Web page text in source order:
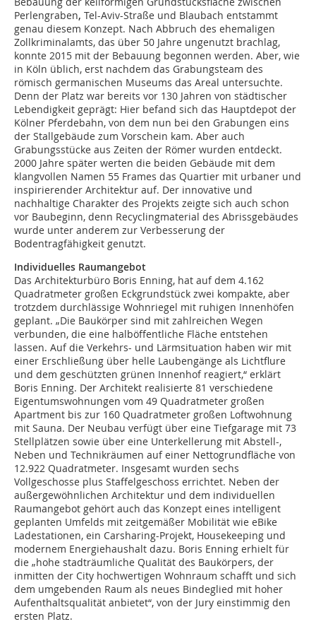
Perlengraben, Tel-Aviv-Straße und Blaubach entstammt
genau diesem Konzept. Nach Abbruch des ehemaligen
Zollkriminalamts, das über 50 Jahre ungenutzt brachlag,
konnte 2015 mit der Bebauung begonnen werden. Aber, wie
in Köln üblich, erst nachdem das Grabungsteam des
römisch germanischen Museums das Areal untersuchte.
Denn der Platz war bereits vor 130 Jahren von städtischer
Lebendigkeit geprägt: Hier befand sich das Hauptdepot der
Kölner Pferdebahn, von dem nun bei den Grabungen eins
der Stallgebäude zum Vorschein kam. Aber auch
Grabungsstücke aus Zeiten der Römer wurden entdeckt.
2000 Jahre später werten die beiden Gebäude mit dem
klangvollen Namen 55 Frames das Quartier mit urbaner und
inspirierender Architektur auf. Der innovative und
nachhaltige Charakter des Projekts zeigte sich auch schon
vor Baubeginn, denn Recyclingmaterial des Abrissgebäudes
wurde unter anderem zur Verbesserung der
Bodentragfähigkeit genutzt.
Individuelles Raumangebot
Das Architekturbüro Boris Enning, hat auf dem 4.162
Quadratmeter großen Eckgrundstück zwei kompakte, aber
trotzdem durchlässige Wohnriegel mit ruhigen Innenhöfen
geplant. „Die Baukörper sind mit zahlreichen Wegen
verbunden, die eine halböffentliche Fläche entstehen
lassen. Auf die Verkehrs- und Lärmsituation haben wir mit
einer Erschließung über helle Laubengänge als Lichtflure
und dem geschützten grünen Innenhof reagiert,“ erklärt
Boris Enning. Der Architekt realisierte 81 verschiedene
Eigentumswohnungen vom 49 Quadratmeter großen
Apartment bis zur 160 Quadratmeter großen Loftwohnung
mit Sauna. Der Neubau verfügt über eine Tiefgarage mit 73
Stellplätzen sowie über eine Unterkellerung mit Abstell-,
Neben und Technikräumen auf einer Nettogrundfläche von
12.922 Quadratmeter. Insgesamt wurden sechs
Vollgeschosse plus Staffelgeschoss errichtet. Neben der
außergewöhnlichen Architektur und dem individuellen
Raumangebot gehört auch das Konzept eines intelligent
geplanten Umfelds mit zeitgemäßer Mobilität wie eBike
Ladestationen, ein Carsharing-Projekt, Housekeeping und
modernem Energiehaushalt dazu. Boris Enning erhielt für
die „hohe stadträumliche Qualität des Baukörpers, der
inmitten der City hochwertigen Wohnraum schafft und sich
dem umgebenden Raum als neues Bindeglied mit hoher
Aufenthaltsqualität anbietet“, von der Jury einstimmig den
ersten Platz.